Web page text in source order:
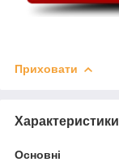
Приховати
Характеристики
Основні